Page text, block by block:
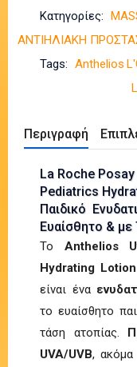
Κατηγορίες:
ΑΝΤΙΗΛΙΑΚΗ
Tags: Anthelios
Περιγραφή
La Roche
Pediatrics
Παιδικό
Ευαίσθητο &
To Anthelios
Hydrating
είναι ένα
το ευαίσθητο
τάση ατοπίας.
UVA/UVB, ακόμα